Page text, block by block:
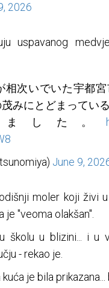
2026
uspavanog
相次いでいた宇都
みにとどまってい
した。
June 9,
moler koji živi
je "veoma olakšan".
školu u blizini... i u
- rekao je.
je bila